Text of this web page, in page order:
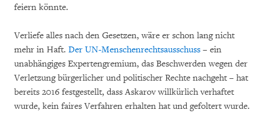
feiern könnte.
Verliefe alles nach den Gesetzen, wäre er schon lang nicht
mehr in Haft. Der UN-Menschenrechtsausschuss – ein
unabhängiges Expertengremium, das Beschwerden wegen der
Verletzung bürgerlicher und politischer Rechte nachgeht – hat
bereits 2016 festgestellt, dass Askarov willkürlich verhaftet
wurde, kein faires Verfahren erhalten hat und gefoltert wurde.